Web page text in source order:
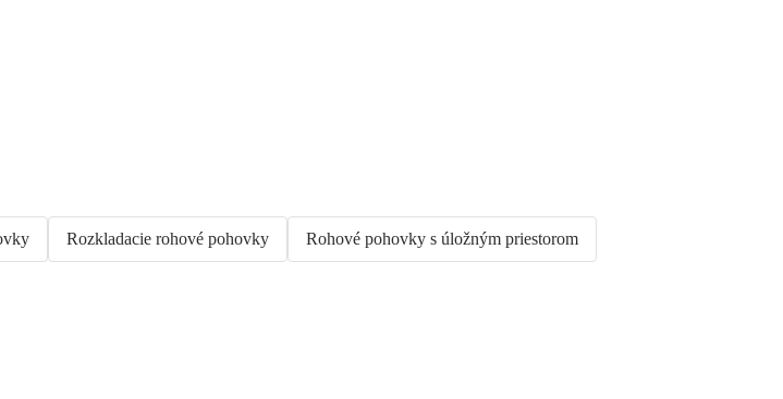
Rozkladacie rohové pohovky Rohové pohovky s úložným priestorom